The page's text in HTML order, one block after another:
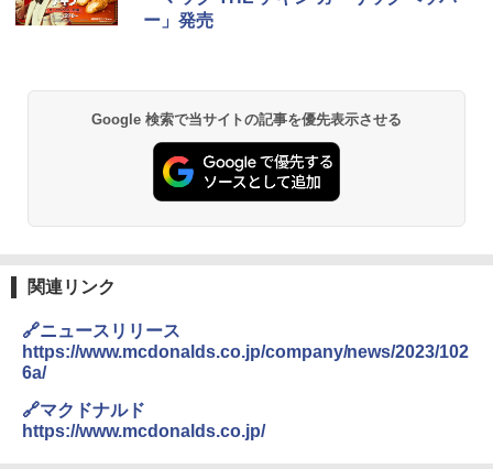
チーム調理 自動メニュー19種搭載 角皿
付き ブラック MRK-F250TSV(B)
シャープ 過熱水蒸気 オーブンレンジ 26
L コンベクション 2段調理 ホワイト RE-
SS26B-W
￥32,800
人暮らし フラットテーブル グレー YRZ-
WF150TV(H) + 炊飯器 5.5合 マイコン式
￥34,280
ー」発売
Google 検索で当サイトの記事を優先表示させる
関連リンク
🔗ニュースリリース
https://www.mcdonalds.co.jp/company/news/2023/102
6a/
🔗マクドナルド
https://www.mcdonalds.co.jp/